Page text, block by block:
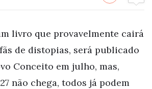
livro que provavelmente cairá
de distopias, será publicado
Conceito em julho, mas,
não chega, todos já podem